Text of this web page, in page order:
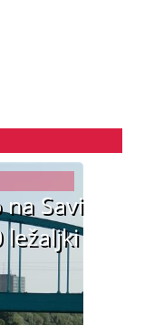
Savi
ležaljki